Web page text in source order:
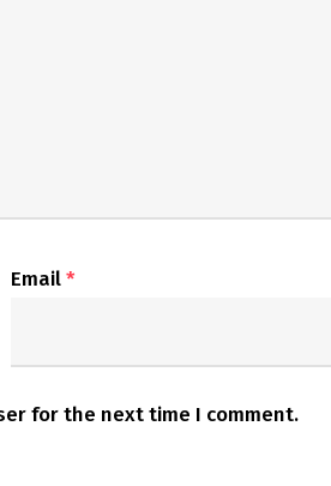
Email*
for the next time I comment.